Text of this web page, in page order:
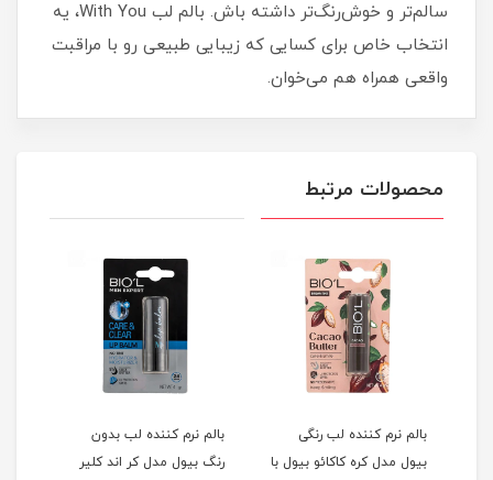
سالم‌تر و خوش‌رنگ‌تر داشته باش. بالم لب With You، یه
انتخاب خاص برای کسایی که زیبایی طبیعی رو با مراقبت
واقعی همراه هم می‌خوان.
محصولات مرتبط
بالم نرم کننده لب رنگی
بیول مدل کره کاکائو بیول با
بالم نرم کننده لب بدون
رنگ بیول مدل کر اند کلیر